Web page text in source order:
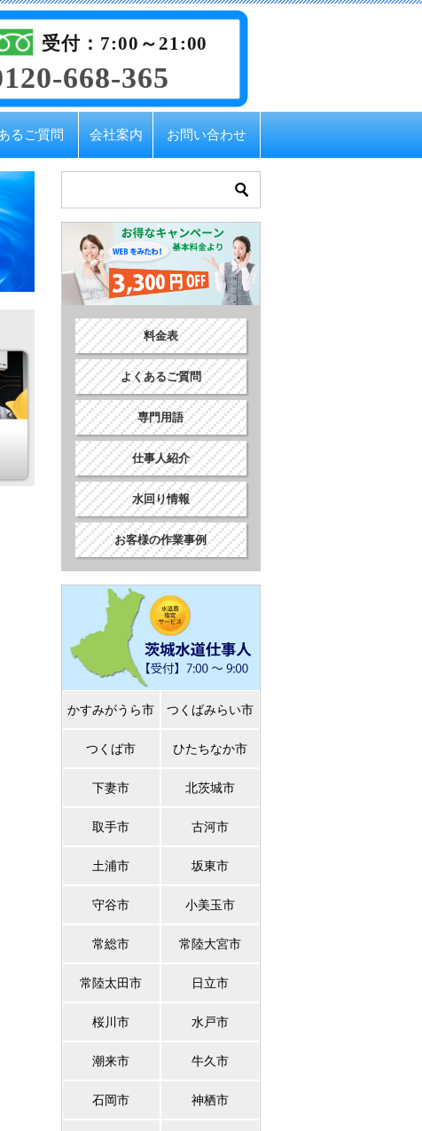
668-365
受付：7:00～21:00
るご質問 会社案内 お問い合わせ
料金表
よくあるご質問
専門用語
仕事人紹介
水回り情報
お客様の作業事例
かすみがうら市 つくばみらい市
つくば市 ひたちなか市
下妻市 北茨城市
取手市 古河市
土浦市 坂東市
守谷市 小美玉市
常総市 常陸大宮市
常陸太田市 日立市
桜川市 水戸市
潮来市 牛久市
石岡市 神栖市